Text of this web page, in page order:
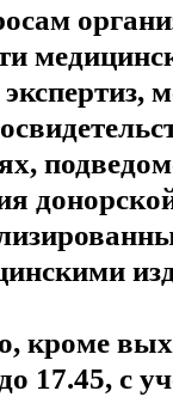
кроме
17.45, с